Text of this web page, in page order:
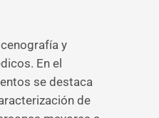
y
En el
se destaca
de